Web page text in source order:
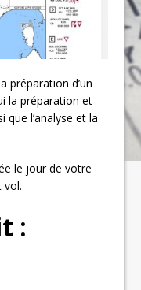
préparation d’un
la préparation et
l’analyse et la
le jour de votre
vol.
: